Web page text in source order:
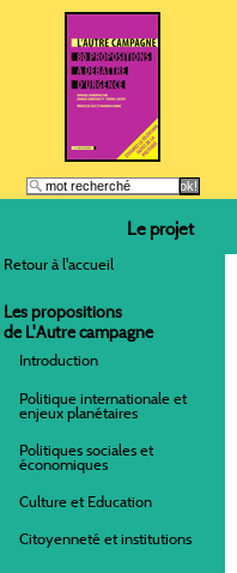
Le projet
Retour à l'accueil
Les propositions
de L'Autre campagne
Introduction
Politique internationale et
enjeux planétaires
Politiques sociales et
économiques
Culture et Education
Citoyenneté et institutions